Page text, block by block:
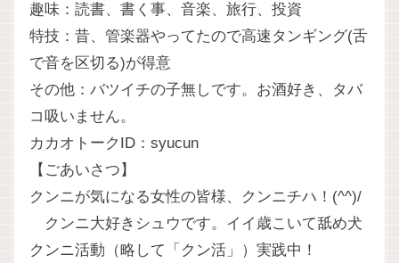
趣味：読書、書く事、音楽、旅行、投資
特技：昔、管楽器やってたので高速タンギング(舌
で音を区切る)が得意
その他：バツイチの子無しです。お酒好き、タバ
コ吸いません。
カカオトークID：syucun
【ごあいさつ】
クンニが気になる女性の皆様、クンニチハ！(^^)/
クンニ大好きシュウです。イイ歳こいて舐め犬
クンニ活動（略して「クン活」）実践中！